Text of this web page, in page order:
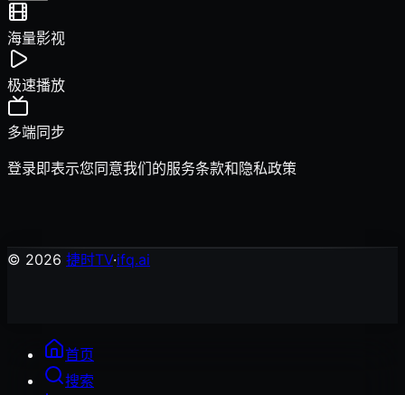
海量影视
极速播放
多端同步
登录即表示您同意我们的服务条款和隐私政策
© 2026 捷时TV·ifq.ai
首页
搜索